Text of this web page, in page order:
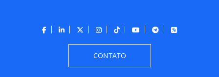
CONTATO